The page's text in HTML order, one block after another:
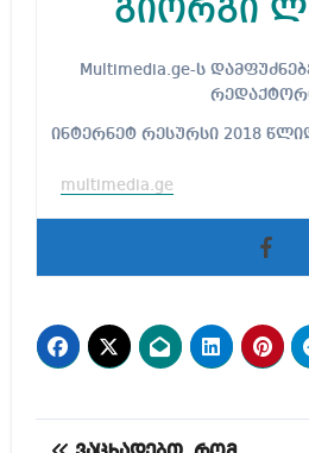
გიორგი
Multimedia.ge-ს დამფუძნებელი და მთავარი
ინტერნეტ რესურსი 2018
multimedia.ge
პოსტის